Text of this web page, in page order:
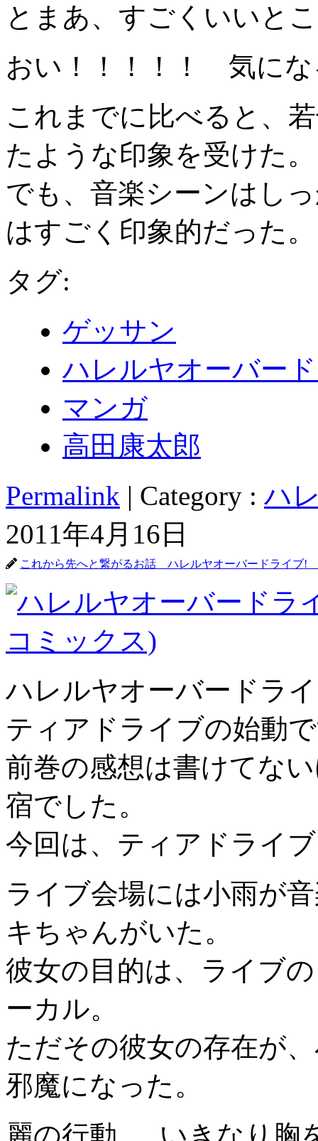
とまあ、すごくいいと
おい！！！！！ 気にな
これまでに比べると、
たような印象を受けた。
でも、音楽シーンはし
はすごく印象的だった。
タグ:
ゲッサン
ハレルヤオーバー
マンガ
高田康太郎
Permalink | Category :ハ
2011年4月16日
これから先へと繋がるお話 ハレルヤオーバードライブ!
ハレルヤオーバードラ
ティアドライブの始動
前巻の感想は書けてな
宿でした。
今回は、ティアドライ
ライブ会場には小雨が
キちゃんがいた。
彼女の目的は、ライブ
ーカル。
ただその彼女の存在が
邪魔になった。
麗の行動......いきなり